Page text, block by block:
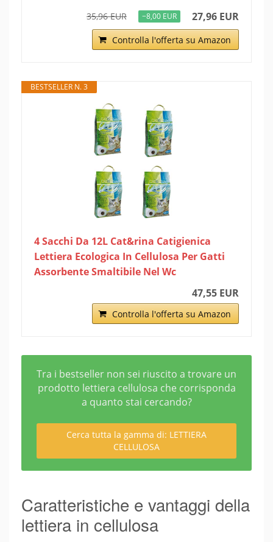
35,96 EUR −8,00 EUR 27,96 EUR
Controlla l'offerta su Amazon
BESTSELLER N. 3
4 Sacchi Da 12L Cat&rina Catigienica
Lettiera Ecologica In Cellulosa Per Gatti
Assorbente Smaltibile Nel Wc
47,55 EUR
Controlla l'offerta su Amazon
Tra i bestseller non sei riuscito a trovare un
prodotto lettiera cellulosa che corrisponda
a quanto stai cercando?
Cerca tutta la gamma di: LETTIERA
CELLULOSA
Caratteristiche e vantaggi della
lettiera in cellulosa